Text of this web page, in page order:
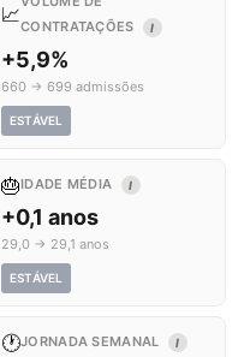
📈CONTRATAÇÕES
I
+5,9%
660 → 699 admissões
ESTÁVEL
🎂IDADE MÉDIA I
+0,1 anos
29,0 → 29,1 anos
ESTÁVEL
🕐JORNADA SEMANAL I